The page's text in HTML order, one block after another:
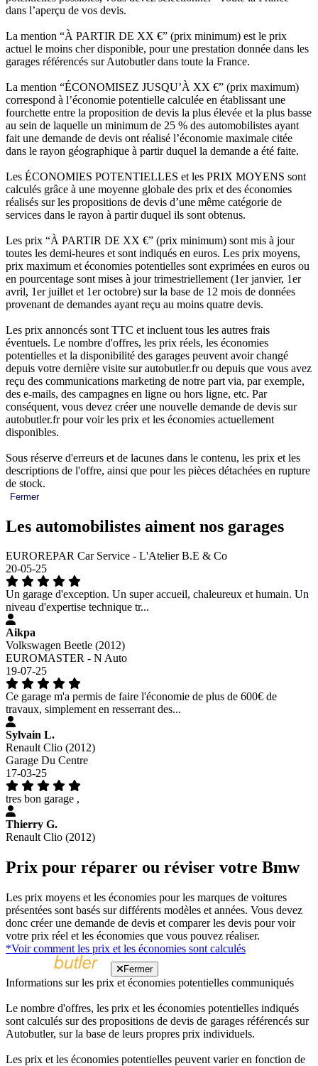
dans l’aperçu de vos devis.
La mention “À PARTIR DE XX €” (prix minimum) est le prix
actuel le moins cher disponible, pour une prestation donnée dans les
garages référencés sur Autobutler dans toute la France.
La mention “ÉCONOMISEZ JUSQU’À XX €” (prix maximum)
correspond à l’économie potentielle calculée en établissant une
fourchette entre la proposition de devis la plus élevée et la plus basse
au sein de laquelle un minimum de 25 % des automobilistes ayant
fait une demande de devis ont réalisé l’économie maximale citée
dans le rayon géographique à partir duquel la demande a été faite.
Les ÉCONOMIES POTENTIELLES et les PRIX MOYENS sont
calculés grâce à une moyenne globale des prix et des économies
réalisés sur les propositions de devis d’une même catégorie de
services dans le rayon à partir duquel ils sont obtenus.
Les prix “À PARTIR DE XX €” (prix minimum) sont mis à jour
toutes les demi-heures et sont indiqués en euros. Les prix moyens,
prix maximum et économies potentielles sont exprimées en euros ou
en pourcentage sont mises à jour trimestriellement (1er janvier, 1er
avril, 1er juillet et 1er octobre) sur la base de 12 mois de données
provenant de demandes ayant reçu au moins quatre devis.
Les prix annoncés sont TTC et incluent tous les autres frais
éventuels. Le nombre d'offres, les prix réels, les économies
potentielles et la disponibilité des garages peuvent avoir changé
depuis votre dernière visite sur autobutler.fr ou depuis que vous avez
reçu des communications marketing de notre part via, par exemple,
des e-mails, des campagnes en ligne ou hors ligne, etc. Par
conséquent, vous devez créer une nouvelle demande de devis sur
autobutler.fr pour voir les prix et les économies actuellement
disponibles.
Sous réserve d'erreurs et de lacunes dans le contenu, les prix et les
descriptions de l'offre, ainsi que pour les pièces détachées en rupture
de stock.
Fermer
Les automobilistes aiment nos garages
EUROREPAR Car Service - L'Atelier B.E & Co
20-05-25
Un garage d'exception. Un super accueil, chaleureux et humain. Un
niveau d'expertise technique tr...
Aikpa
Volkswagen Beetle (2012)
EUROMASTER - N Auto
19-07-25
Ce garage m'a permis de faire l'économie de plus de 600€ de
travaux, simplement en resserrant des...
Sylvain L.
Renault Clio (2012)
Garage Du Centre
17-03-25
tres bon garage ,
Thierry G.
Renault Clio (2012)
Prix pour réparer ou réviser votre Bmw
Les prix moyens et les économies pour les marques de voitures
présentées sont basés sur différents modèles et années. Vous devez
donc créer une demande de devis et comparer les devis pour voir
votre prix réel et les économies que vous pouvez réaliser.
*Voir comment les prix et les économies sont calculés
Fermer
Informations sur les prix et économies potentielles communiqués
Le nombre d'offres, les prix et les économies potentielles indiqués
sont calculés sur des propositions de devis de garages référencés sur
Autobutler, sur la base de leurs propres prix individuels.
Les prix et les économies potentielles peuvent varier en fonction de